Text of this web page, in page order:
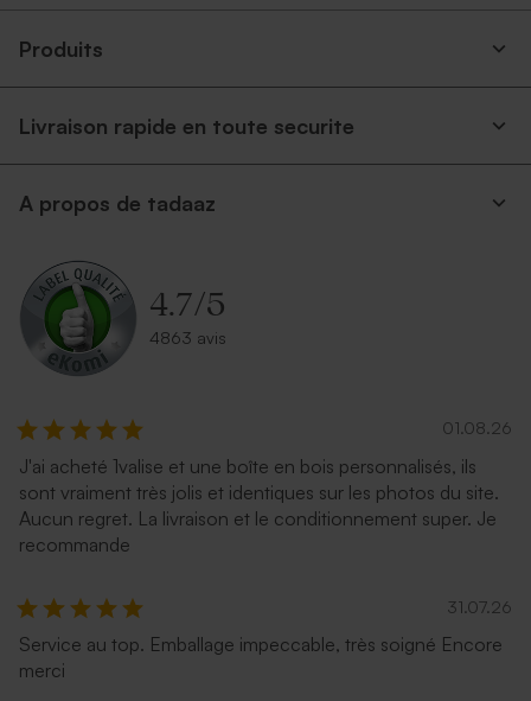
Enveloppe naissance rose
nude
Enveloppe rose pâle
Enveloppe naissance papier
naturel mouchetée
Produits
Livraison rapide en toute securite
A propos de tadaaz
4.7/5
4863 avis
01.08.26
J'ai acheté 1valise et une boîte en bois personnalisés, ils
sont vraiment très jolis et identiques sur les photos du site.
Aucun regret. La livraison et le conditionnement super. Je
recommande
31.07.26
Service au top. Emballage impeccable, très soigné Encore
merci